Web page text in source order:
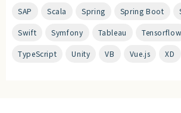
SAP Scala Spring Spring Boot
Swift Symfony Tableau Tensorflow
TypeScript Unity VB Vue.js XD